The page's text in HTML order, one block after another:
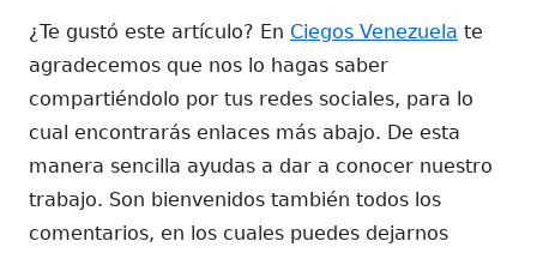
¿Te gustó este artículo? En Ciegos Venezuela te
agradecemos que nos lo hagas saber
compartiéndolo por tus redes sociales, para lo
cual encontrarás enlaces más abajo. De esta
manera sencilla ayudas a dar a conocer nuestro
trabajo. Son bienvenidos también todos los
comentarios, en los cuales puedes dejarnos